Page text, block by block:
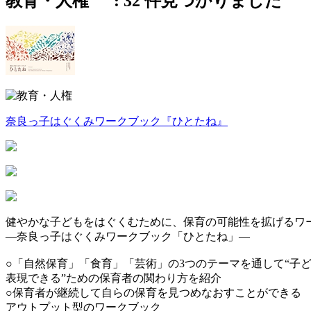
奈良っ子はぐくみワークブック『ひとたね』
健やかな子どもをはぐくむために、保育の可能性を拡げるワ
―奈良っ子はぐくみワークブック「ひとたね」―
○「自然保育」「食育」「芸術」の3つのテーマを通して“子
表現できる”ための保育者の関わり方を紹介
○保育者が継続して自らの保育を見つめなおすことができる
アウトプット型のワークブック